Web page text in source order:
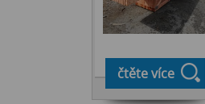
čtěte více